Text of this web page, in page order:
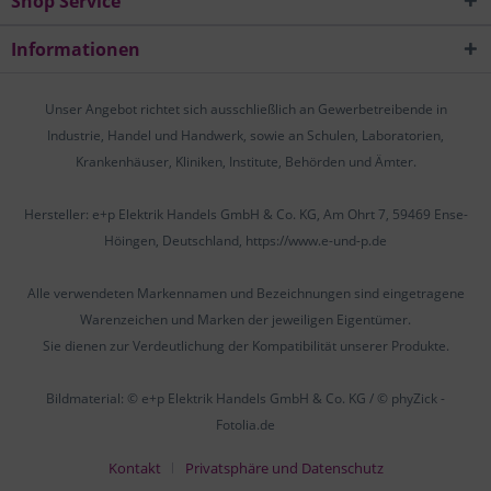
Informationen
Unser Angebot richtet sich ausschließlich an Gewerbetreibende in
Industrie, Handel und Handwerk, sowie an Schulen, Laboratorien,
Krankenhäuser, Kliniken, Institute, Behörden und Ämter.
Hersteller: e+p Elektrik Handels GmbH & Co. KG, Am Ohrt 7, 59469 Ense-
Höingen, Deutschland, https://www.e-und-p.de
Alle verwendeten Markennamen und Bezeichnungen sind eingetragene
Warenzeichen und Marken der jeweiligen Eigentümer.
Sie dienen zur Verdeutlichung der Kompatibilität unserer Produkte.
Bildmaterial: © e+p Elektrik Handels GmbH & Co. KG / © phyZick -
Fotolia.de
Kontakt
Privatsphäre und Datenschutz